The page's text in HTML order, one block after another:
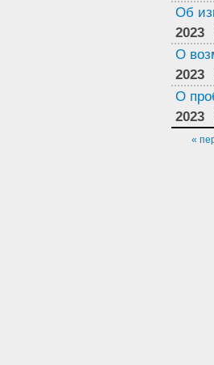
Об
2023
О
2023
О
2023
«